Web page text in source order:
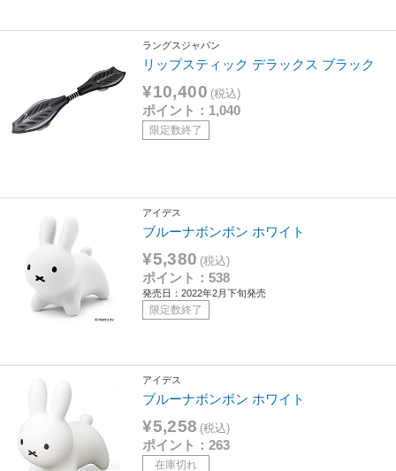
ラングスジャパン
リップスティック デラックス ブラック
¥10,400 (税込)
ポイント：1,040
限定数終了
アイデス
ブルーナボンボン ホワイト
¥5,380 (税込)
ポイント：538
発売日：2022年2月下旬発売
限定数終了
アイデス
ブルーナボンボン ホワイト
¥5,258 (税込)
ポイント：263
在庫切れ